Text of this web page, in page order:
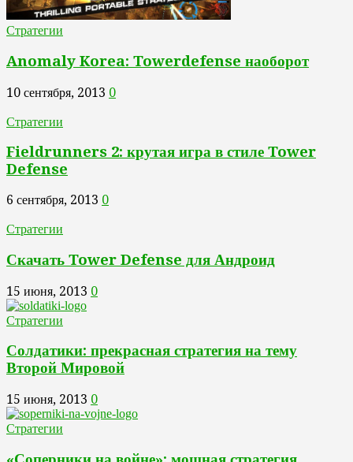
Стратегии
Anomaly Korea: Towerdefense наоборот
10 сентября, 2013 0
Стратегии
Fieldrunners 2: крутая игра в стиле Tower
Defense
6 сентября, 2013 0
Стратегии
Скачать Tower Defense для Андроид
15 июня, 2013 0
Стратегии
Солдатики: прекрасная стратегия на тему
Второй Мировой
15 июня, 2013 0
Стратегии